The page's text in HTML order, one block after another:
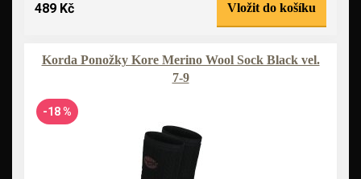
489 Kč Vložit do košíku
Korda Ponožky Kore Merino Wool Sock Black vel.
7-9
-18 %